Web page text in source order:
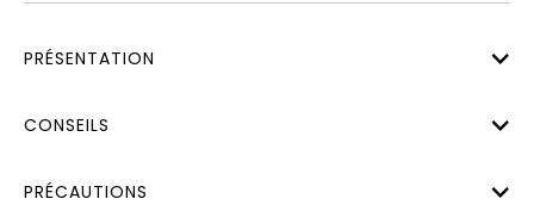
PRÉSENTATION
CONSEILS
PRÉCAUTIONS